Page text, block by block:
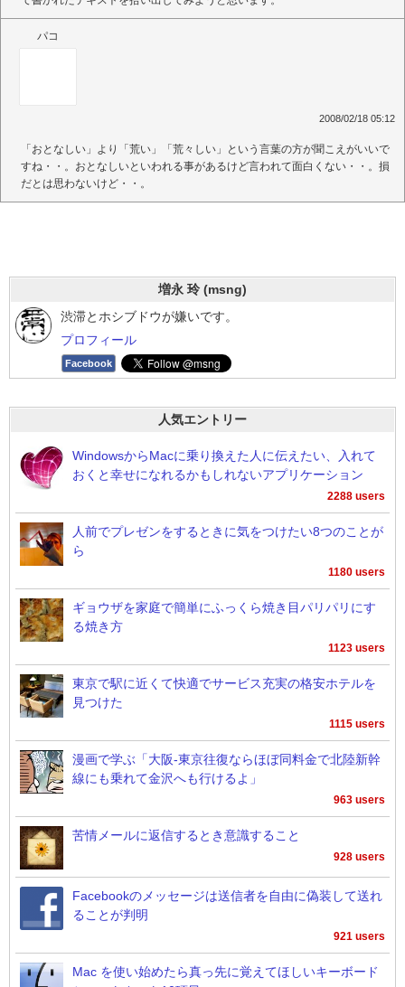
パコ
2008/02/18 05:12
「おとなしい」より「荒い」「荒々しい」という言葉の方が聞こえがいいで
すね・・。おとなしいといわれる事があるけど言われて面白くない・・。損
だとは思わないけど・・。
増永 玲 (msng)
渋滞とホシブドウが嫌いです。
プロフィール
Facebook
人気エントリー
WindowsからMacに乗り換えた人に伝えたい、入れて
おくと幸せになれるかもしれないアプリケーション
2288 users
人前でプレゼンをするときに気をつけたい8つのことが
ら
1180 users
ギョウザを家庭で簡単にふっくら焼き目パリパリにす
る焼き方
1123 users
東京で駅に近くて快適でサービス充実の格安ホテルを
見つけた
1115 users
漫画で学ぶ「大阪-東京往復ならほぼ同料金で北陸新幹
線にも乗れて金沢へも行けるよ」
963 users
苦情メールに返信するとき意識すること
928 users
Facebookのメッセージは送信者を自由に偽装して送れ
ることが判明
921 users
Mac を使い始めたら真っ先に覚えてほしいキーボード